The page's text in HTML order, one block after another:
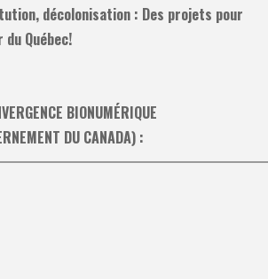
décolonisation : Des projets pour
du Québec!
BIONUMÉRIQUE
DU CANADA) :